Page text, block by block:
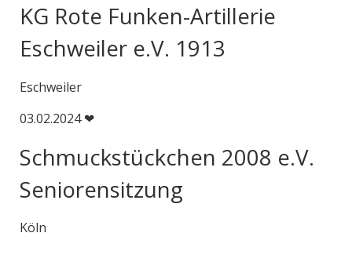
KG Rote Funken-Artillerie
Eschweiler e.V. 1913
Eschweiler
03.02.2024 ❤
Schmuckstückchen 2008 e.V.
Seniorensitzung
Köln